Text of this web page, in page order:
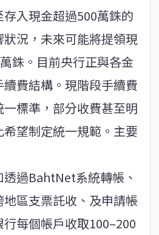
入現金超過500萬銖的
況，未來可能將提領現
銖。目前央行正與各金
費結構。現階段手續費
標準，部分收費甚至明
望制定統一規範。主要
過BahtNet系統轉帳、
區支票託收、及申請帳
每個帳戶收取100–200